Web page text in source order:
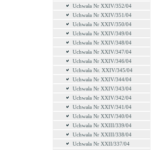
Uchwała Nr XXIV/352/04
Uchwała Nr XXIV/351/04
Uchwała Nr XXIV/350/04
Uchwała Nr XXIV/349/04
Uchwała Nr XXIV/348/04
Uchwała Nr XXIV/347/04
Uchwała Nr XXIV/346/04
Uchwała Nr. XXIV/345/04
Uchwała Nr XXIV/344/04
Uchwała Nr XXIV/343/04
Uchwała Nr XXIV/342/04
Uchwała Nr XXIV/341/04
Uchwała Nr XXIV/340/04
Uchwała Nr XXIII/339/04
Uchwała Nr XXIII/338/04
Uchwała Nr XXII/337/04